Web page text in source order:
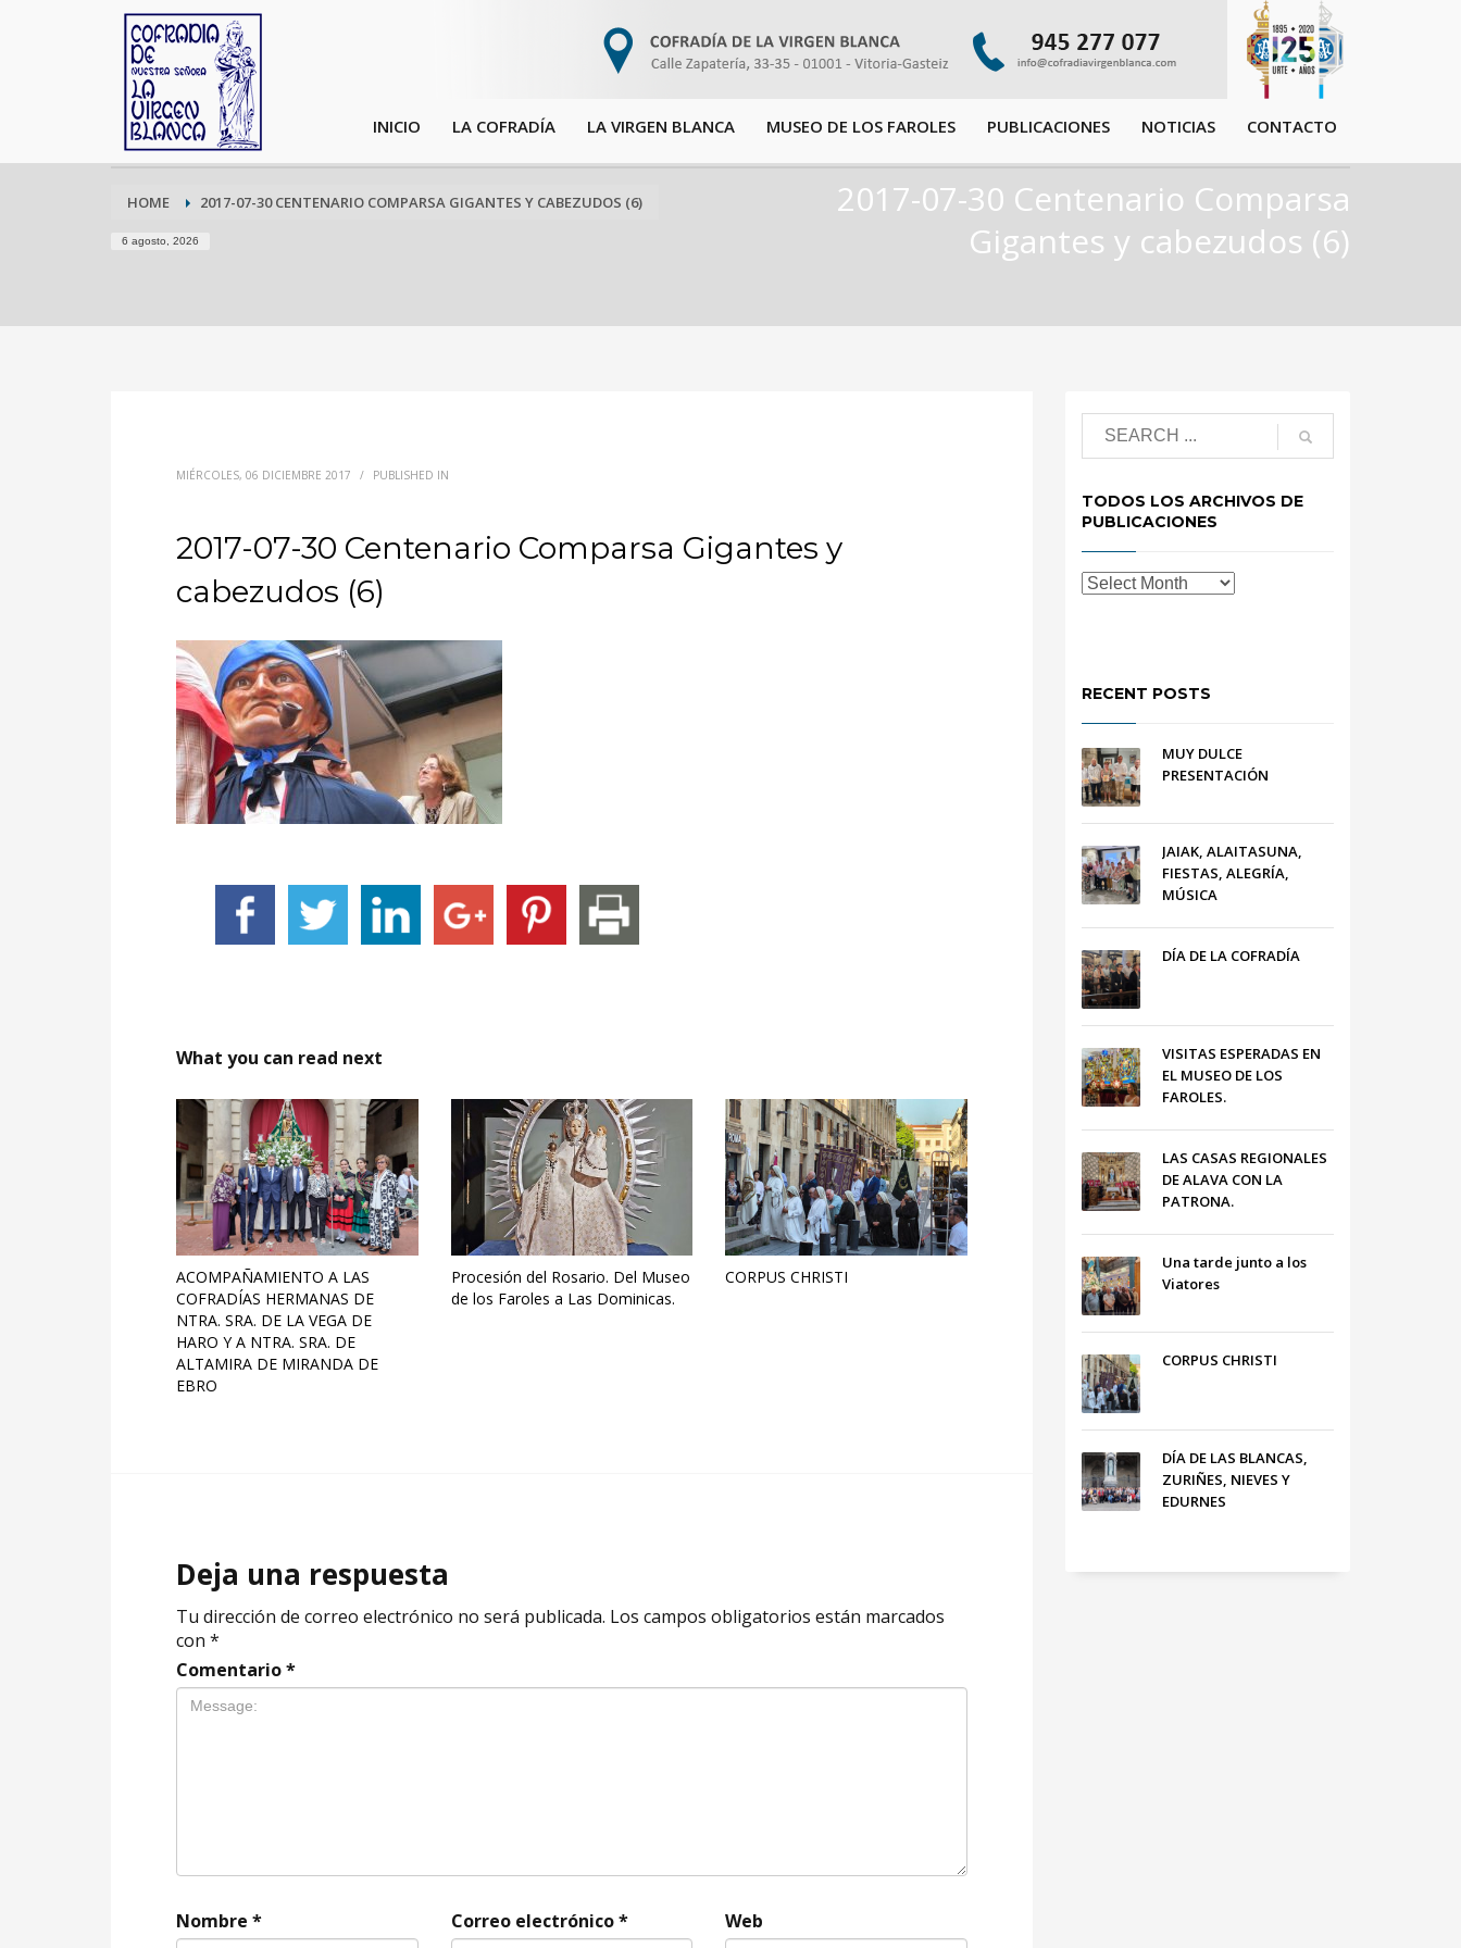
INICIO LA COFRADÍA LA VIRGEN BLANCA MUSEO DE LOS FAROLES PUBLICACIONES NOTICIAS CONTACTO
HOME 2017-07-30 CENTENARIO COMPARSA GIGANTES Y CABEZUDOS (6)
6 agosto, 2026
2017-07-30 Centenario Comparsa
Gigantes y cabezudos (6)
MIÉRCOLES, 06 DICIEMBRE 2017 / PUBLISHED IN
2017-07-30 Centenario Comparsa Gigantes y
cabezudos (6)
What you can read next
ACOMPAÑAMIENTO A LAS
COFRADÍAS HERMANAS DE
NTRA. SRA. DE LA VEGA DE
HARO Y A NTRA. SRA. DE
ALTAMIRA DE MIRANDA DE
EBRO
Procesión del Rosario. Del Museo
de los Faroles a Las Dominicas.
CORPUS CHRISTI
Deja una respuesta
Tu dirección de correo electrónico no será publicada. Los campos obligatorios están marcados
con *
Comentario*
Nombre * Correo electrónico* Web
TODOS LOS ARCHIVOS DE
PUBLICACIONES
RECENT POSTS
MUY DULCE
PRESENTACIÓN
JAIAK, ALAITASUNA,
FIESTAS, ALEGRÍA,
MÚSICA
DÍA DE LA COFRADÍA
VISITAS ESPERADAS EN
EL MUSEO DE LOS
FAROLES.
LAS CASAS REGIONALES
DE ALAVA CON LA
PATRONA.
Una tarde junto a los
Viatores
CORPUS CHRISTI
DÍA DE LAS BLANCAS,
ZURIÑES, NIEVES Y
EDURNES